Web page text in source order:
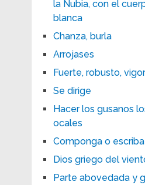
la Nubia, con el
blanca
Chanza, burla
Arrojases
Fuerte, robusto,
Se dirige
Hacer los gusanos
ocales
Componga o
Dios griego del
Parte abovedada y